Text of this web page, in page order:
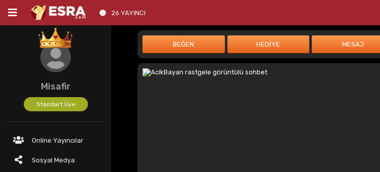
26 YAYINCI
Misafir
Standart Üye
Online Yayıncılar
Sosyal Medya